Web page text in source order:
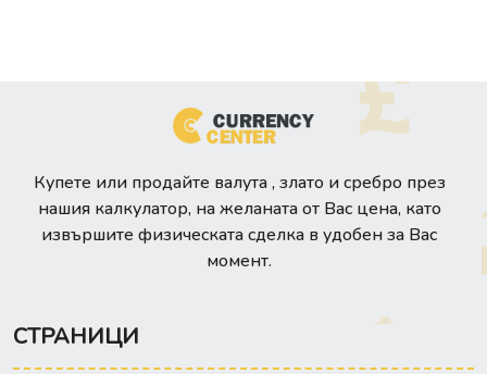
Купете или продайте валута , злато и сребро през
нашия калкулатор, на желаната от Вас цена, като
извършите физическата сделка в удобен за Вас
момент.
СТРАНИЦИ